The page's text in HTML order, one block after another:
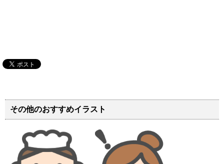
その他のおすすめイラスト